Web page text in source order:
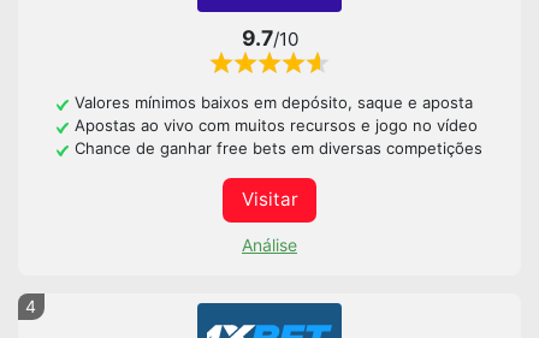
9.7/10
Valores mínimos baixos em depósito, saque e aposta
Apostas ao vivo com muitos recursos e jogo no vídeo
Chance de ganhar free bets em diversas competições
Visitar
Análise
4